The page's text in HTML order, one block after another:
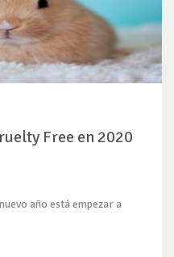
Free en 2020
año está empezar a